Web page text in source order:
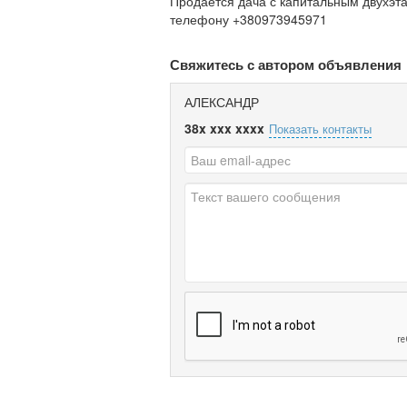
телефону +380973945971
Свяжитесь с автором объявления
АЛЕКСАНДР
38x xxx xxxx Показать контакты